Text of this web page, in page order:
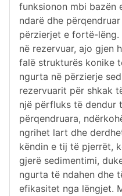
funksionon mbi bazën
ndarë dhe
përzierjet e fortë-lëng.
në rezervuar, ajo gjen
falë strukturës konike
ngurta në përzierje
rezervuarit për shkak
një përfluks të dendur
përqendruara,
ngrihet lart dhe
këndin e tij të pjerrët,
gjerë sedimentimi,
ngurta të ndahen dhe
efikasitet nga lëngjet.